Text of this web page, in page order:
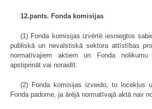
12.pants. Fonda komisijas
(1) Fonda komisijas izvērtē iesniegtos
publiskā un nevalstiskā sektora attīstības
normatīvajiem aktiem un Fonda
apstiprināt vai noraidīt.
(2) Fonda komisijas izveido, to locekļus
Fonda padome, ja ārējā normatīvajā aktā nav